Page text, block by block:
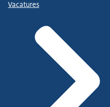
Vacatures